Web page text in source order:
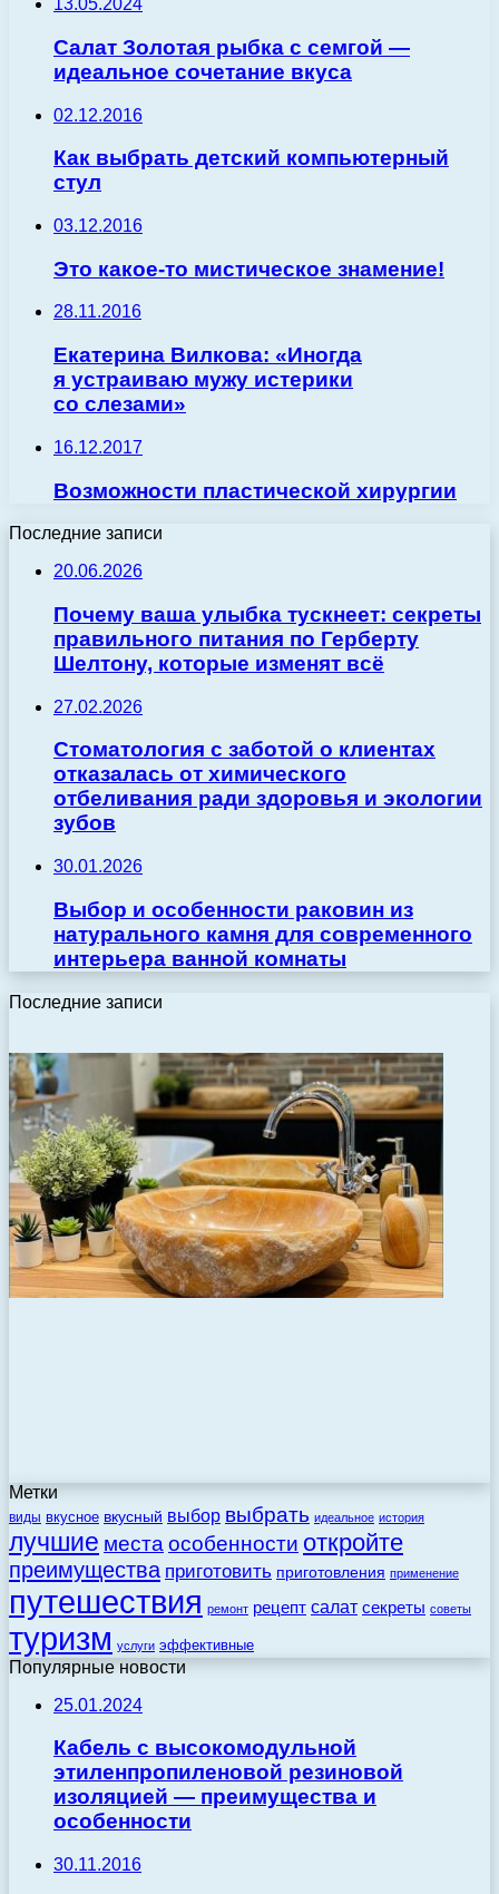
13.05.2024
Салат Золотая рыбка с семгой —
идеальное сочетание вкуса
02.12.2016
Как выбрать детский компьютерный
стул
03.12.2016
Это какое-то мистическое знамение!
28.11.2016
Екатерина Вилкова: «Иногда
я устраиваю мужу истерики
со слезами»
16.12.2017
Возможности пластической хирургии
Последние записи
20.06.2026
Почему ваша улыбка тускнеет: секреты
правильного питания по Герберту
Шелтону, которые изменят всё
27.02.2026
Стоматология с заботой о клиентах
отказалась от химического
отбеливания ради здоровья и экологии
зубов
30.01.2026
Выбор и особенности раковин из
натурального камня для современного
интерьера ванной комнаты
Последние записи
Метки
виды вкусное вкусный выбор выбрать идеальное история
лучшие места особенности откройте
преимущества приготовить приготовления применение
путешествия ремонт рецепт салат секреты советы
туризм услуги эффективные
Популярные новости
25.01.2024
Кабель с высокомодульной
этиленпропиленовой резиновой
изоляцией — преимущества и
особенности
30.11.2016